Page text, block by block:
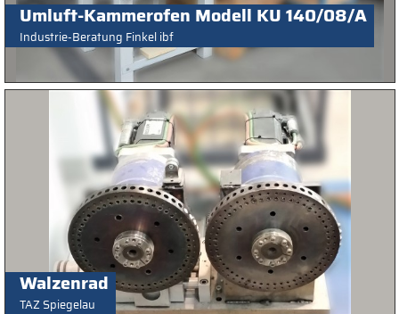
Umluft-Kammerofen Modell KU 140/08/A
Industrie-Beratung Finkel ibf
Walzenrad
TAZ Spiegelau